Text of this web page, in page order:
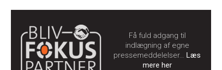
Få fuld adgang til
indlægning af egne
pressemeddelelser…Læs
mere her